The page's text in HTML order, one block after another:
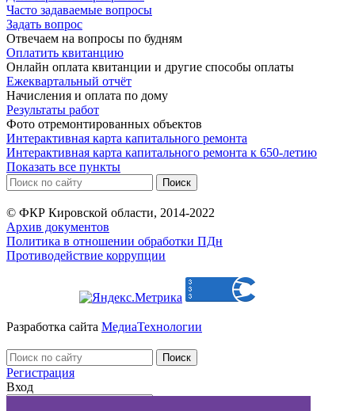
Часто задаваемые вопросы
Задать вопрос
Отвечаем на вопросы по будням
Оплатить квитанцию
Онлайн оплата квитанции и другие способы оплаты
Ежеквартальный отчёт
Начисления и оплата по дому
Результаты работ
Фото отремонтированных объектов
Интерактивная карта капитального ремонта
Интерактивная карта капитального ремонта к 650-летию
Показать все пункты
© ФКР Кировской области, 2014-2022
Архив документов
Политика в отношении обработки ПДн
Противодействие коррупции
Разработка сайта МедиаТехнологии
Регистрация
Вход